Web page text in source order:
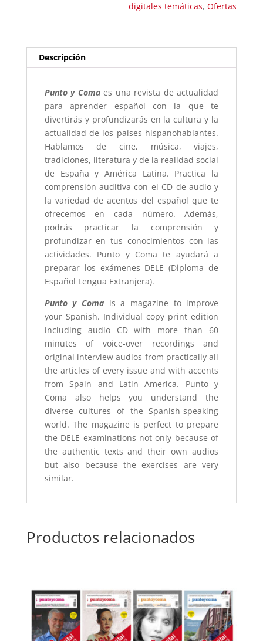
digitales temáticas,Ofertas
Descripción
Punto y Comaes una revista de actualidad
para aprender español con la que te
divertirás y profundizarás en la cultura y la
actualidad de los países hispanohablantes.
Hablamos de cine, música, viajes,
tradiciones, literatura y de la realidad social
de España y América Latina. Practica la
comprensión auditiva con el CD de audio y
la variedad de acentos del español que te
ofrecemos en cada número. Además,
podrás practicar la comprensión y
profundizar en tus conocimientos con las
actividades. Punto y Coma te ayudará a
preparar los exámenes DELE (Diploma de
Español Lengua Extranjera).
Punto y Coma is a magazine to improve
your Spanish. Individual copy print edition
including audio CD with more than 60
minutes of voice-over recordings and
original interview audios from practically all
the articles of every issue and with accents
from Spain and Latin America. Punto y
Coma also helps you understand the
diverse cultures of the Spanish-speaking
world. The magazine is perfect to prepare
the DELE examinations not only because of
the authentic texts and their own audios
but also because the exercises are very
similar.
Productos relacionados